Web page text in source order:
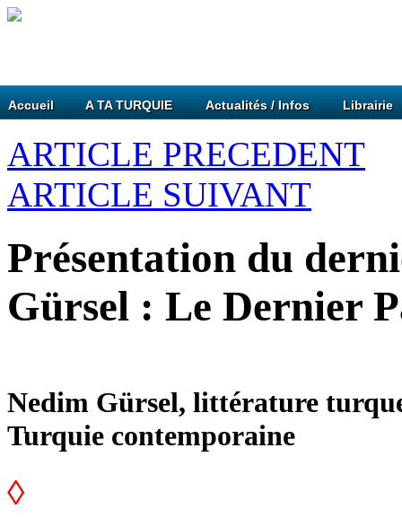
Accueil A TA TURQUIE Actualités / Infos Librairie
ARTICLE PRECEDENT
ARTICLE SUIVANT
Présentation du
Gürsel : Le Dernier
Nedim Gürsel, littérature
Turquie contemporaine
◊